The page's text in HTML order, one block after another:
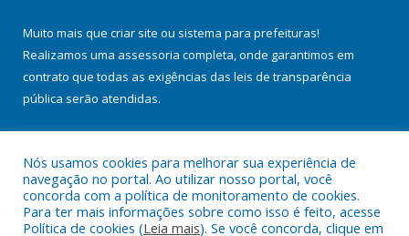
Muito mais que criar site ou sistema para prefeituras!
Realizamos uma assessoria completa, onde garantimos em
contrato que todas as exigências das leis de transparência
pública serão atendidas.
Nós usamos cookies para melhorar sua experiência de
navegação no portal. Ao utilizar nosso portal, você
concorda com a política de monitoramento de cookies.
Para ter mais informações sobre como isso é feito, acesse
Política de cookies (Leia mais). Se você concorda, clique em